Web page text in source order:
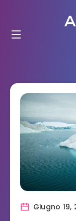
Giugno 19,